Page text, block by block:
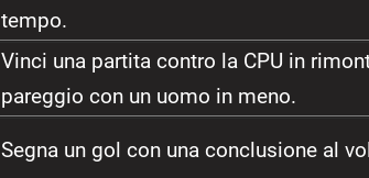
tempo.
Vinci una partita contro la CPU in
pareggio con un uomo in meno.
Segna un gol con una conclusione al